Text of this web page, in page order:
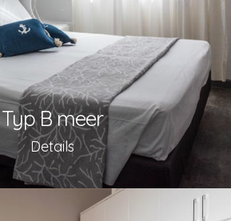
Typ B meer
Details